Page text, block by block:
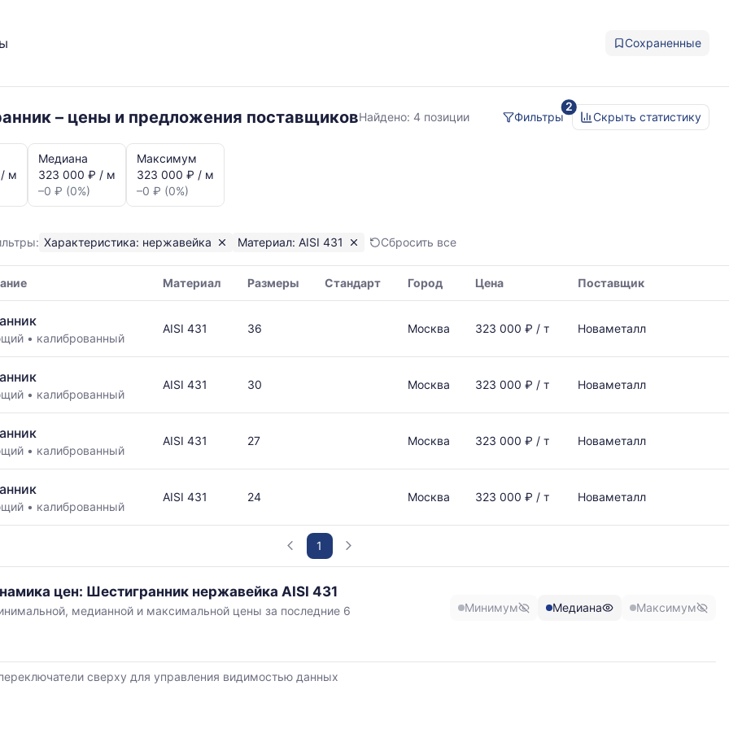
Сохраненные
– цены и предложения поставщиковнержавейка
Найдено: 4 позиции
2
Фильтры
Скрыть статистику
м
Медиана
323 000 ₽ / м
–0 ₽ (0%)
Максимум
323 000 ₽ / м
–0 ₽ (0%)
Характеристика: нержавейка Материал: AISI 431 Сбросить все
Материал Размеры Стандарт Город Цена Поставщик
• калиброванный
AISI 431 36 Москва 323 000 ₽ / т Новаметалл
• калиброванный
AISI 431 30 Москва 323 000 ₽ / т Новаметалл
• калиброванный
AISI 431 27 Москва 323 000 ₽ / т Новаметалл
• калиброванный
AISI 431 24 Москва 323 000 ₽ / т Новаметалл
1
цен: Шестигранник нержавейка AISI 431
медианной и максимальной цены за последние 6
Минимум Медиана Максимум
сверху для управления видимостью данных